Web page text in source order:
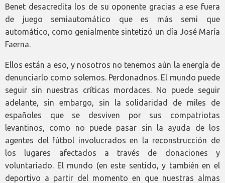
Benet desacredita los de su oponente gracias a ese fuera
de juego semiautomático que es más semi que
automático, como genialmente sintetizó un día José María
Faerna.
Ellos están a eso, y nosotros no tenemos aún la energía de
denunciarlo como solemos. Perdonadnos. El mundo puede
seguir sin nuestras críticas mordaces. No puede seguir
adelante, sin embargo, sin la solidaridad de miles de
españoles que se desviven por sus compatriotas
levantinos, como no puede pasar sin la ayuda de los
agentes del fútbol involucrados en la reconstrucción de
los lugares afectados a través de donaciones y
voluntariado. El mundo (en este sentido, y también en el
deportivo a partir del momento en que nuestras almas